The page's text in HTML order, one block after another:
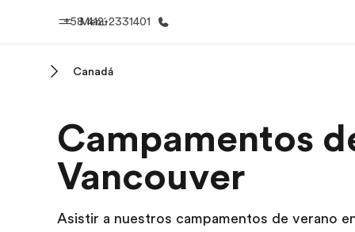
Menú
+58 412-2331401
Bienvenido a EF Ver todo lo
Canadá
Campamentos
Vancouver
Asistir a nuestros campamentos de verano